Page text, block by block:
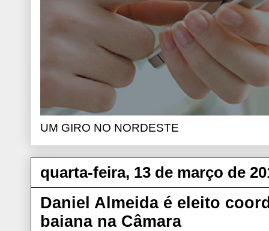
UM GIRO NO NORDESTE
quarta-feira, 13 de março de
Daniel Almeida é eleito
baiana na Câmara